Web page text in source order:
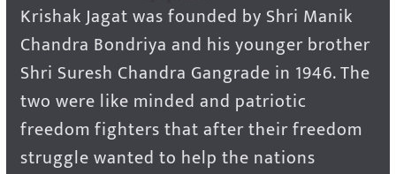
Krishak Jagat was founded by Shri Manik
Chandra Bondriya and his younger brother
Shri Suresh Chandra Gangrade in 1946. The
two were like minded and patriotic
freedom fighters that after their freedom
struggle wanted to help the nations